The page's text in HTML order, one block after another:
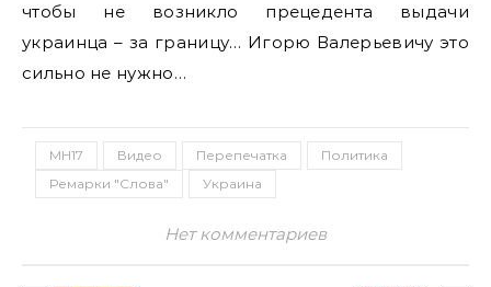
чтобы не возникло прецедента выдачи
украинца – за границу… Игорю Валерьевичу это
сильно не нужно…
MH17 Видео Перепечатка
Политика
Ремарки "Слова"
Украина
Нет комментариев